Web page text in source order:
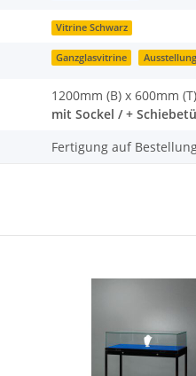
Vitrine Schwarz
Ganzglasvitrine
1200mm (B) x 600mm
mit Sockel / +
Fertigung auf